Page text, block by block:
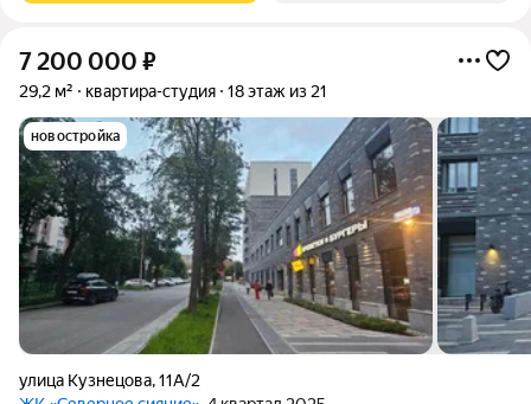
7 200 000 ₽
29,2 м² квартира-студия 18 этаж из 21
новостройка
улица Кузнецова,11А/2